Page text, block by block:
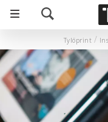
Tylöprint